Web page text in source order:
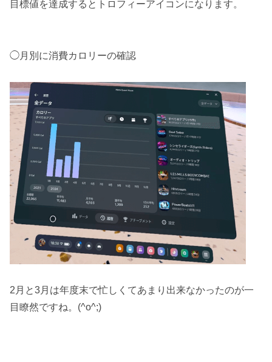
目標値を達成するとトロフィーアイコンになります。
◯月別に消費カロリーの確認
2月と3月は年度末で忙しくてあまり出来なかったのが一
目瞭然ですね。(^o^;)